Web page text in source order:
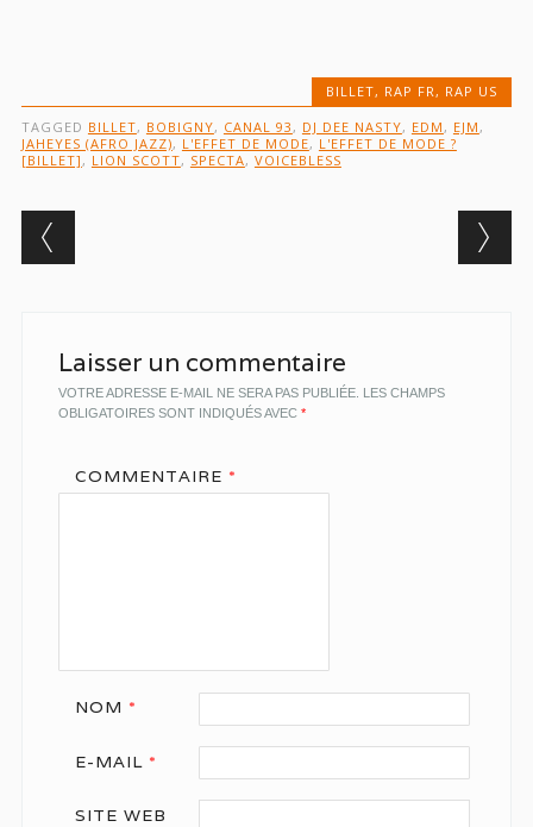
BILLET, RAP FR, RAP US
TAGGED BILLET, BOBIGNY, CANAL 93 , DJ DEE NASTY, EDM , EJM ,
JAHEYES (AFRO JAZZ), L'EFFET DE MODE, L'EFFET DE MODE ?
[BILLET] , LION SCOTT, SPECTA, VOICEBLESS
Post navigation
Laisser un commentaire
VOTRE ADRESSE E-MAIL NE SERA PAS PUBLIÉE.
LES CHAMPS
OBLIGATOIRES SONT INDIQUÉS AVEC *
COMMENTAIRE *
NOM *
E-MAIL *
SITE WEB